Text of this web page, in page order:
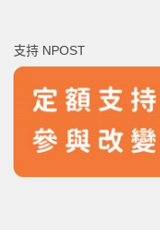
字:
支持 NPOST